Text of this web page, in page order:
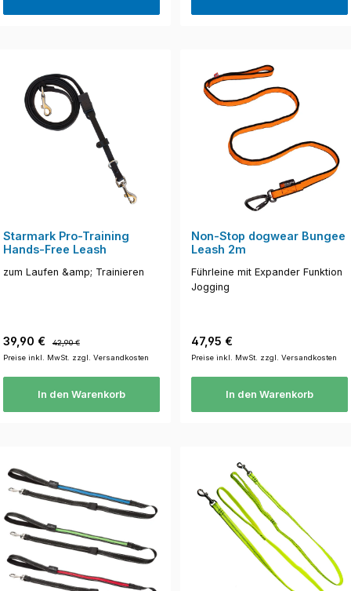
Starmark Pro-Training
Hands-Free Leash
zum Laufen &amp; Trainieren
Verkaufspreis:
39,90 € Regulärer Preis:
42,90 €
Preise inkl. MwSt. zzgl. Versandkosten
In den Warenkorb
Non-Stop dogwear Bungee
Leash 2m
Führleine mit Expander Funktion
Jogging
Regulärer Preis:
47,95 €
Preise inkl. MwSt. zzgl. Versandkosten
In den Warenkorb